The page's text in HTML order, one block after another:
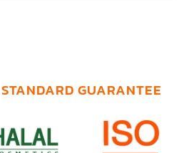
STANDARD GUARANTEE